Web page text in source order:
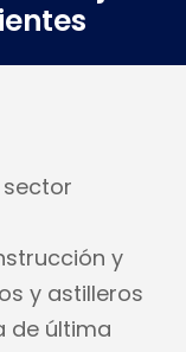
y
y astilleros
de última